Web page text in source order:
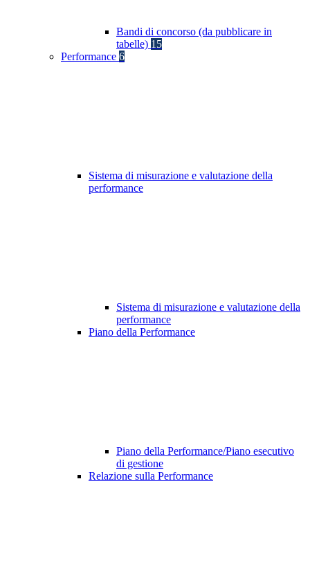
Bandi di concorso (da pubblicare in
tabelle) 15
Performance 6
Sistema di misurazione e valutazione della
performance
Sistema di misurazione e valutazione della
performance
Piano della Performance
Piano della Performance/Piano esecutivo
di gestione
Relazione sulla Performance